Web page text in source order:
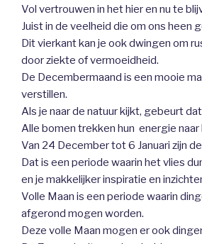
Vol vertrouwen in het hier en nu te
Juist in de veelheid die om ons heen
Dit vierkant kan je ook dwingen om
door ziekte of vermoeidheid.
De Decembermaand is een mooie
verstillen.
Als je naar de natuur kijkt, gebeurt
Alle bomen trekken hun energie naar
Van 24 December tot 6 Januari zijn
Dat is een periode waarin het vlies
en je makkelijker inspiratie en
Volle Maan is een periode waarin
afgerond mogen worden.
Deze volle Maan mogen er ook